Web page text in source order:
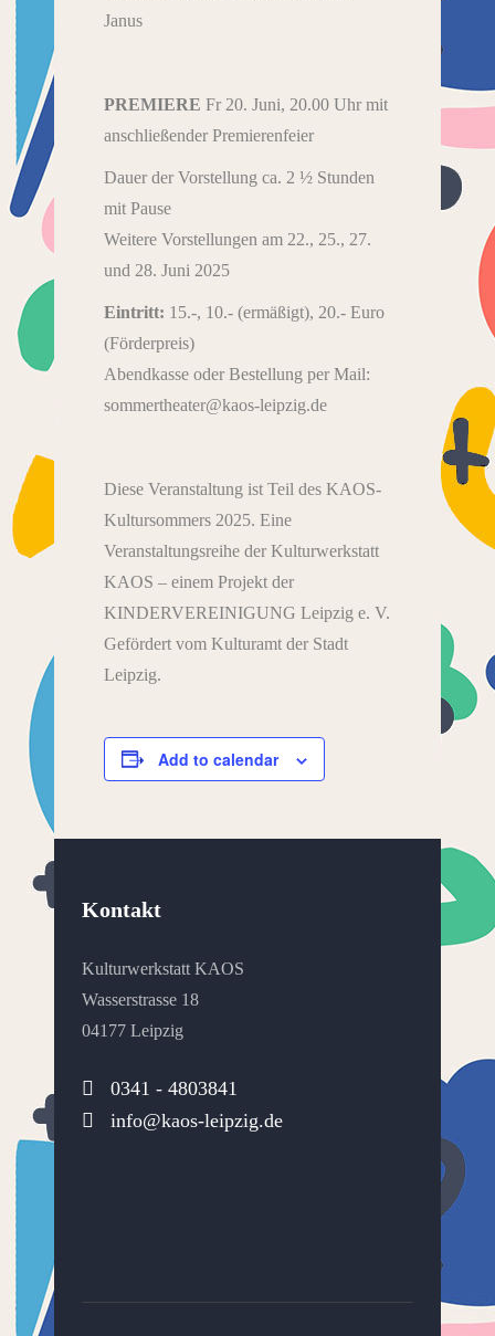
Janus
PREMIERE Fr 20. Juni, 20.00 Uhr mit
anschließender Premierenfeier
Dauer der Vorstellung ca. 2 ½ Stunden
mit Pause
Weitere Vorstellungen am 22., 25., 27.
und 28. Juni 2025
Eintritt: 15.-, 10.- (ermäßigt), 20.- Euro
(Förderpreis)
Abendkasse oder Bestellung per Mail:
sommertheater@kaos-leipzig.de
Diese Veranstaltung ist Teil des KAOS-
Kultursommers 2025. Eine
Veranstaltungsreihe der Kulturwerkstatt
KAOS – einem Projekt der
KINDERVEREINIGUNG Leipzig e. V.
Gefördert vom Kulturamt der Stadt
Leipzig.
Add to calendar
Kontakt
Kulturwerkstatt KAOS
Wasserstrasse 18
04177 Leipzig
0341 - 4803841
info@kaos-leipzig.de